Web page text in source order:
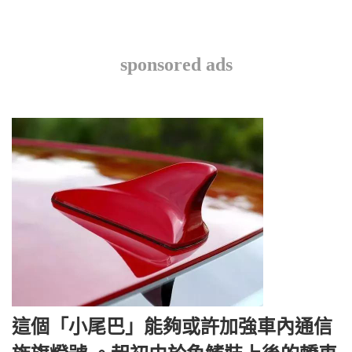
sponsored ads
這個「小尾巴」能夠或許加強車內通信